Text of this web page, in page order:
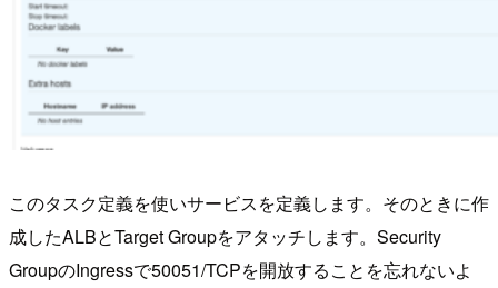
このタスク定義を使いサービスを定義します。そのときに作
成したALBとTarget Groupをアタッチします。Security
GroupのIngressで50051/TCPを開放することを忘れないよ